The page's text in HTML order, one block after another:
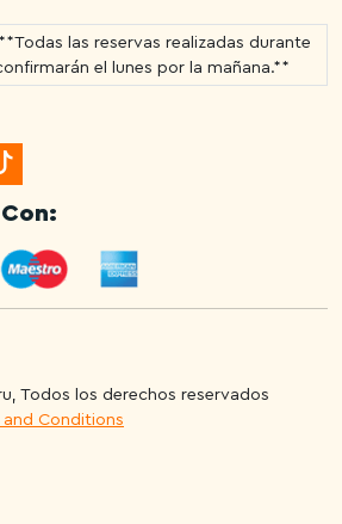
las reservas realizadas durante
el lunes por la mañana.**
Todos los derechos reservados
and Conditions